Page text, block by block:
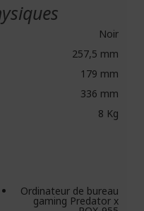
Noir
257,5 mm
179 mm
336 mm
8 Kg
Ordinateur de bureau
gaming Predator x